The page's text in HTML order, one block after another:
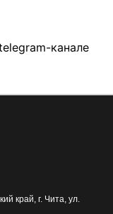
канале
край, г. Чита, ул.